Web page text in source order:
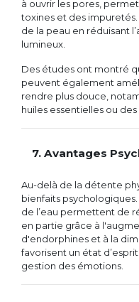
à ouvrir les pores,
toxines et des
de la peau en réduisant
lumineux.
Des études ont montré
peuvent également
rendre plus douce,
huiles essentielles ou
7. Avantages
Au-delà de la détente
bienfaits
de l’eau permettent de
en partie grâce à
d'endorphines et à la
favorisent un état
gestion des émotions.